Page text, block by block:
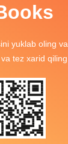
yuklab oling va
tez xarid qiling.